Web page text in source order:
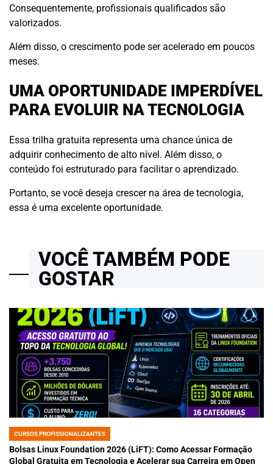
Consequentemente, profissionais qualificados são
valorizados.
Além disso, o crescimento pode ser acelerado em poucos
meses.
UMA OPORTUNIDADE IMPERDÍVEL
PARA EVOLUIR NA TECNOLOGIA
Essa trilha gratuita representa uma chance única de
adquirir conhecimento de alto nível. Além disso, o
conteúdo foi estruturado para facilitar o aprendizado.
Portanto, se você deseja crescer na área de tecnologia,
essa é uma excelente oportunidade.
VOCÊ TAMBÉM PODE
GOSTAR
POSTED
IN
CURSOS PROFISSIONALIZANTES
Bolsas Linux Foundation 2026 (LiFT): Como Acessar Formação
Global Gratuita em Tecnologia e Acelerar sua Carreira em Open